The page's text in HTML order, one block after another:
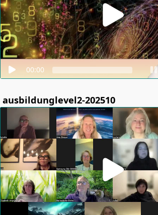
00:00
ausbildunglevel2-202510